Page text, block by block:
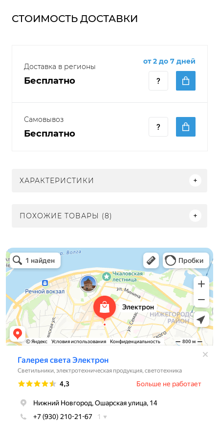
СТОИМОСТЬ ДОСТАВКИ
Доставка в регионы
Бесплатно
от 2 до 7 дней
Самовывоз
Бесплатно
ХАРАКТЕРИСТИКИ
ПОХОЖИЕ ТОВАРЫ (8)
Электрон
Светильники в Нижнем Новгороде
Электротехническая продукция в Нижнем Новгороде